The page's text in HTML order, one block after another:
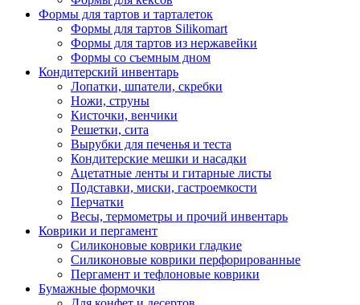
Формы для тартов и тарталеток
Формы для тартов Silikomart
Формы для тартов из нержавейки
Формы со съемным дном
Кондитерский инвентарь
Лопатки, шпатели, скребки
Ножи, струны
Кисточки, венчики
Решетки, сита
Вырубки для печенья и теста
Кондитерские мешки и насадки
Ацетатные ленты и гитарные листы
Подставки, миски, гастроемкости
Перчатки
Весы, термометры и прочий инвентарь
Коврики и пергамент
Силиконовые коврики гладкие
Силиконовые коврики перфорированные
Пергамент и тефлоновые коврики
Бумажные формочки